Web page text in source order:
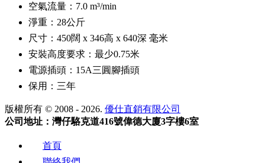
空氣流量：7.0 m³/min
淨重：28公斤
尺寸：450闊 x 346高 x 640深 毫米
安裝高度要求：最少0.75米
電源插頭：15A三圓腳插頭
保用：三年
版權所有 © 2008 - 2026. 優仕直銷有限公司
公司地址：灣仔駱克道416號偉德大廈3字樓6室
首頁